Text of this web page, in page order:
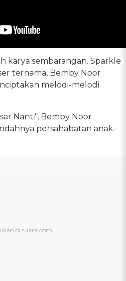
karya sembarangan. Sparkle
ternama, Bemby Noor
melodi-melodi
Nanti", Bemby Noor
persahabatan anak-